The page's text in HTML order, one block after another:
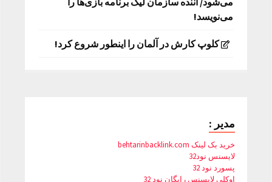
می‌نویسد!
کلوپ کارش در آلمان را اینطور شروع کرد!
مدیر :
خرید بک لینک behtarinbacklink.com
لایسنس نود32
پسورد نود 32
اوکلی لایسنس رایگان نود 32